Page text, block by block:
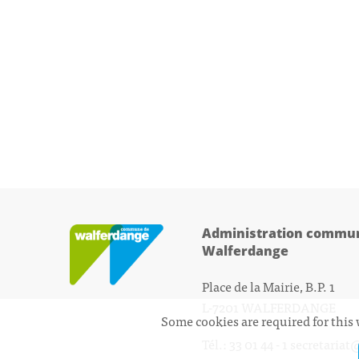
Administration
Walferdange
Place de la Mairie, B.P. 1
Some cookies are required for